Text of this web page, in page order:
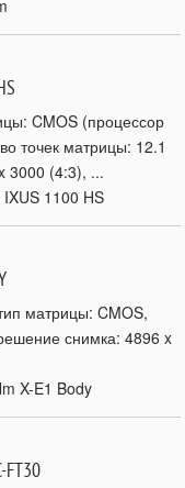
CMOS (процессор
точек матрицы: 12.1
3000 (4:3), ...
1100 HS
матрицы: CMOS,
снимка: 4896 x
X-E1 Body
FT30